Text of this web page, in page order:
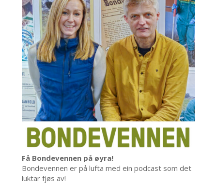
Få Bondevennen på øyra!
Bondevennen er på lufta med ein podcast som det
luktar fjøs av!